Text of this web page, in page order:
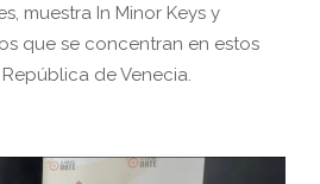
muestra In Minor Keys y
que se concentran en estos
de Venecia.